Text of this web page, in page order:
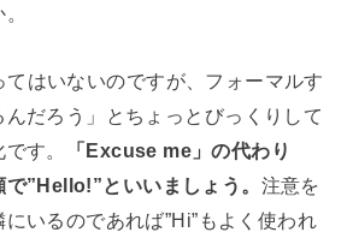
はいないのですが、フォーマルす
だろう」とちょっとびっくりして
す。
「Excuse me」の代わり
”Hello!”といいましょう。 注意を
いるのであれば”Hi”もよく使われ